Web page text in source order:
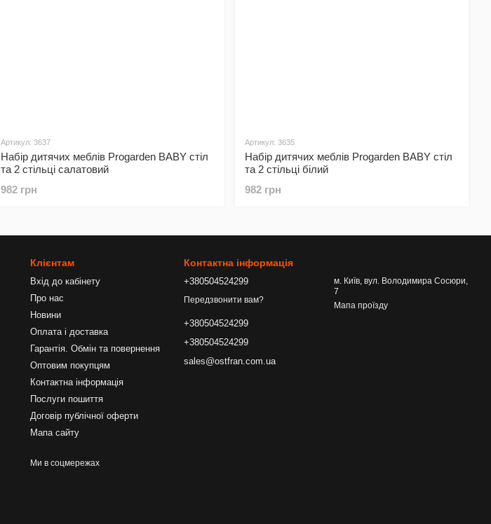
Артикул: 3637
Набір дитячих меблів Progarden BABY стіл
та 2 стільці салатовий
982 грн
Артикул: 3635
Набір дитячих меблів Progarden BABY стіл
та 2 стільці білий
982 грн
Клієнтам
Вхід до кабінету
Про нас
Новини
Оплата і доставка
Гарантія. Обмін та повернення
Оптовим покупцям
Контактна інформація
Послуги пошиття
Договір публічної оферти
Мапа сайту
Ми в соцмережах
Контактна інформація
+380504524299
Передзвонити вам?
+380504524299
+380504524299
sales@ostfran.com.ua
м. Київ, вул. Володимира Сосюри,
7
Мапа проїзду